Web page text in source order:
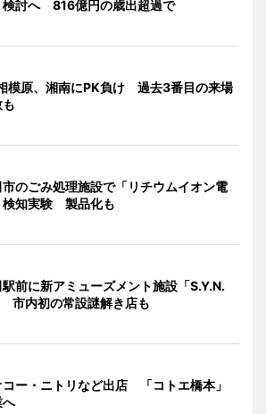
検討へ 816億円の歳出超過で
模原、湘南にPK負け 過去3番目の来場
のごみ処理施設で「リチウムイオン電
検知実験 製品化も
前に新アミューズメント施設「S.Y.N.
市内初の常設謎解き店も
コー・ニトリなど出店 「コトエ橋本」
へ